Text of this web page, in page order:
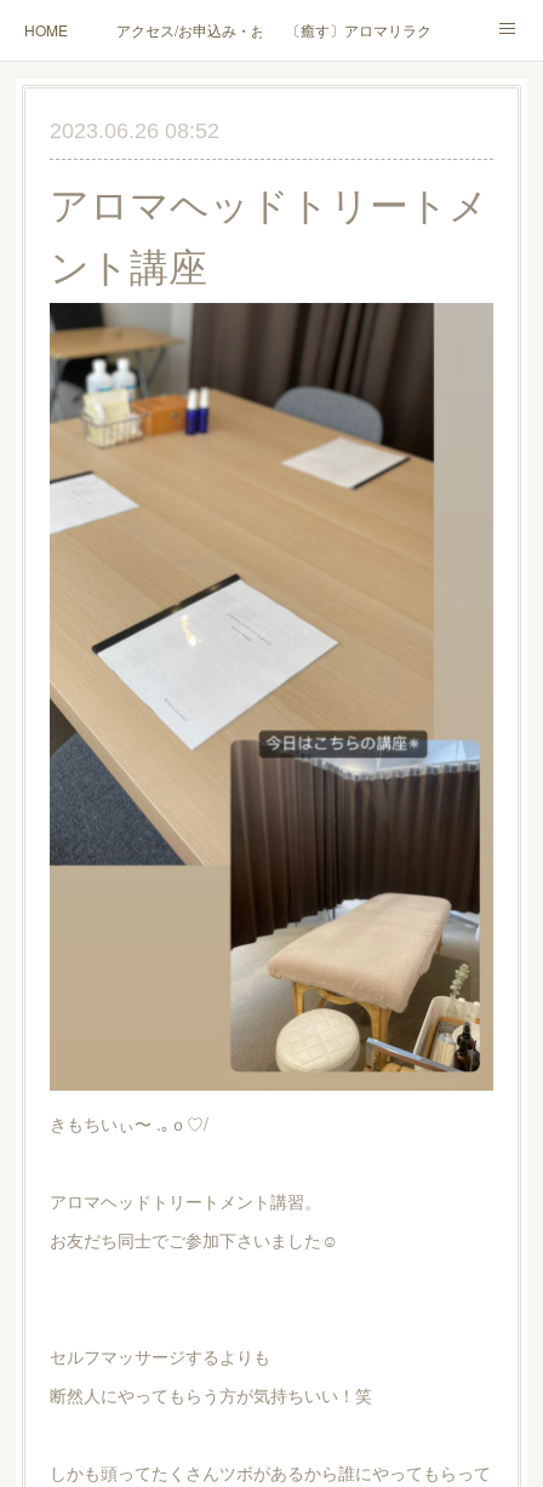
HOME アクセス/お申込み・お問合せ〔癒す〕アロマリラクゼーション
〔学ぶ〕AEAJ資格対応コース〔学ぶ〕トリートメント実技講座／介護アロマ講座
ハンモックよもぎ蒸し® HAMMOCK SAUNA® アカデミー厚木校
ハンモックタイ古式協会® 厚木校出張講座(個人／企業・団体)
Instagram コラム YouTube［アロマ・ハーブクラフト］
2023.06.26 08:52
アロマヘッドトリートメ
ント講座
きもちいぃ〜 .｡ｏ♡/
アロマヘッドトリートメント講習。
お友だち同士でご参加下さいました☺︎
セルフマッサージするよりも
断然人にやってもらう方が気持ちいい！笑
しかも頭ってたくさんツボがあるから誰にやってもらって